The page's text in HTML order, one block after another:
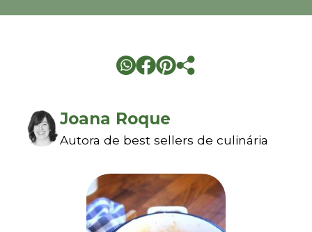
Joana Roque
Autora de best sellers de culinária